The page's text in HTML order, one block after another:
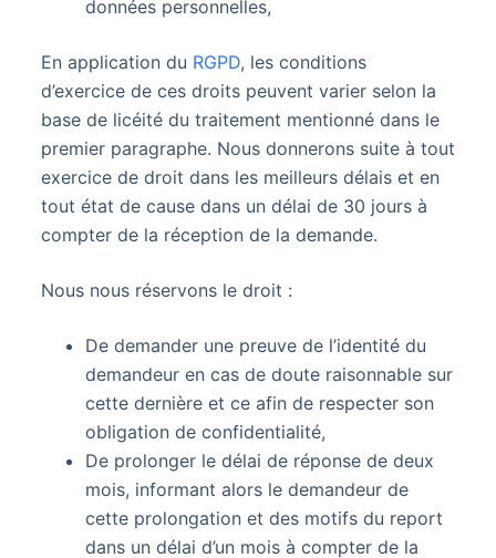
données personnelles,
En application du RGPD, les conditions
d’exercice de ces droits peuvent varier selon la
base de licéité du traitement mentionné dans le
premier paragraphe. Nous donnerons suite à tout
exercice de droit dans les meilleurs délais et en
tout état de cause dans un délai de 30 jours à
compter de la réception de la demande.
Nous nous réservons le droit :
De demander une preuve de l’identité du
demandeur en cas de doute raisonnable sur
cette dernière et ce afin de respecter son
obligation de confidentialité,
De prolonger le délai de réponse de deux
mois, informant alors le demandeur de
cette prolongation et des motifs du report
dans un délai d’un mois à compter de la